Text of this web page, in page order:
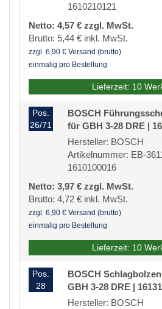
1610210121
Netto: 4,57 € zzgl. MwSt.
Brutto: 5,44 € inkl. MwSt.
zzgl. 6,90 € Versand (brutto)
einmalig pro Bestellung
Lieferzeit: 10
Pos.
26/71
BOSCH
für GBH 3-28 DRE |
Hersteller: BOSCH
Artikelnummer: EB-
1610100016
Netto: 3,97 € zzgl. MwSt.
Brutto: 4,72 € inkl. MwSt.
zzgl. 6,90 € Versand (brutto)
einmalig pro Bestellung
Lieferzeit: 10
Pos.
28
BOSCH
GBH 3-28 DRE |
Hersteller: BOSCH